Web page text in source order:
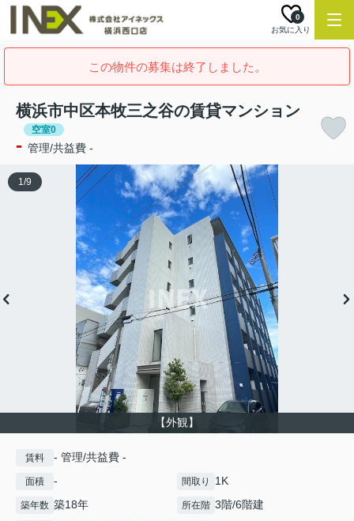
お気に入り
0
この物件の募集は終了しました。
横浜市中区本牧三之谷の賃貸マンション
空室0
- 管理/共益費 -
【外観】
1/9
賃料 - 管理/共益費 -
面積 - 間取り 1K
築年数 築18年 所在階 3階/6階建